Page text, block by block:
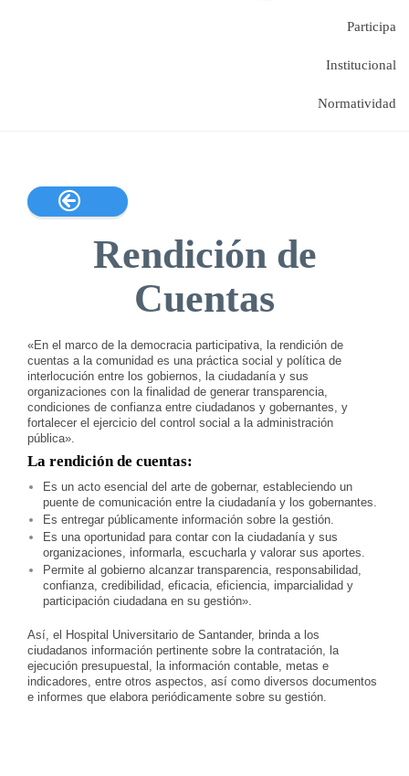
Participa
Institucional
Normatividad

Rendición de
Cuentas
«En el marco de la democracia participativa, la rendición de
cuentas a la comunidad es una práctica social y política de
interlocución entre los gobiernos, la ciudadanía y sus
organizaciones con la finalidad de generar transparencia,
condiciones de confianza entre ciudadanos y gobernantes, y
fortalecer el ejercicio del control social a la administración
pública».
La rendición de cuentas:
Es un acto esencial del arte de gobernar, estableciendo un
puente de comunicación entre la ciudadanía y los gobernantes.
Es entregar públicamente información sobre la gestión.
Es una oportunidad para contar con la ciudadanía y sus
organizaciones, informarla, escucharla y valorar sus aportes.
Permite al gobierno alcanzar transparencia, responsabilidad,
confianza, credibilidad, eficacia, eficiencia, imparcialidad y
participación ciudadana en su gestión».
Así, el Hospital Universitario de Santander, brinda a los
ciudadanos información pertinente sobre la contratación, la
ejecución presupuestal, la información contable, metas e
indicadores, entre otros aspectos, así como diversos documentos
e informes que elabora periódicamente sobre su gestión.